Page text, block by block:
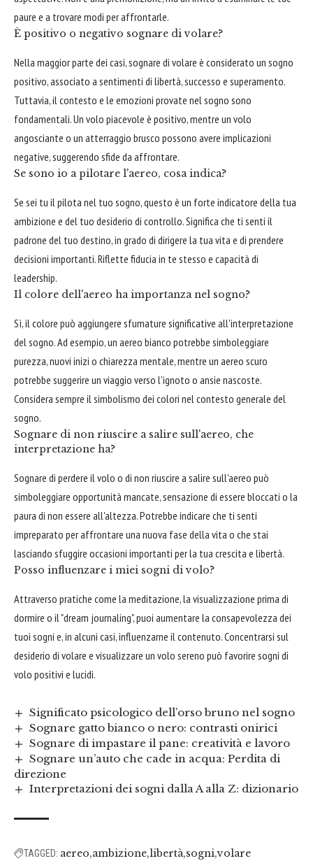
paure e a trovare modi per affrontarle.
È positivo o negativo sognare di volare?
Nella maggior parte dei casi, sognare di volare è considerato un sogno
positivo, associato a sentimenti di libertà, successo e superamento.
Tuttavia, il contesto e le emozioni provate nel sogno sono
fondamentali. Un volo piacevole è positivo, mentre un volo
angosciante o un atterraggio brusco possono avere implicazioni
negative, suggerendo sfide da affrontare.
Se sono io a pilotare l'aereo, cosa indica?
Se sei tu il pilota nel tuo sogno, questo è un forte indicatore della tua
ambizione e del tuo desiderio di controllo. Significa che ti senti il
padrone del tuo destino, in grado di dirigere la tua vita e di prendere
decisioni importanti. Riflette fiducia in te stesso e capacità di
leadership.
Il colore dell'aereo ha importanza nel sogno?
Sì, il colore può aggiungere sfumature significative all'interpretazione
del sogno. Ad esempio, un aereo bianco potrebbe simboleggiare
purezza, nuovi inizi o chiarezza mentale, mentre un aereo scuro
potrebbe suggerire un viaggio verso l'ignoto o ansie nascoste.
Considera sempre il simbolismo dei colori nel contesto generale del
sogno.
Sognare di non riuscire a salire sull'aereo, che
interpretazione ha?
Sognare di perdere il volo o di non riuscire a salire sull'aereo può
simboleggiare opportunità mancate, sensazione di essere bloccati o la
paura di non essere all'altezza. Potrebbe indicare che ti senti
impreparato per affrontare una nuova fase della vita o che stai
lasciando sfuggire occasioni importanti per la tua crescita e libertà.
Posso influenzare i miei sogni di volo?
Attraverso pratiche come la meditazione, la visualizzazione prima di
dormire o il "dream journaling", puoi aumentare la consapevolezza dei
tuoi sogni e, in alcuni casi, influenzarne il contenuto. Concentrarsi sul
desiderio di volare e visualizzare un volo sereno può favorire sogni di
volo positivi e lucidi.
Significato psicologico dell’orso bruno nel sogno
Sognare gatto bianco o nero: contrasti onirici
Sognare di impastare il pane: creatività e lavoro
Sognare un’auto che cade in acqua: Perdita di
direzione
Interpretazioni dei sogni dalla A alla Z: dizionario
TAGGED: aereo ambizione libertà sogni volare